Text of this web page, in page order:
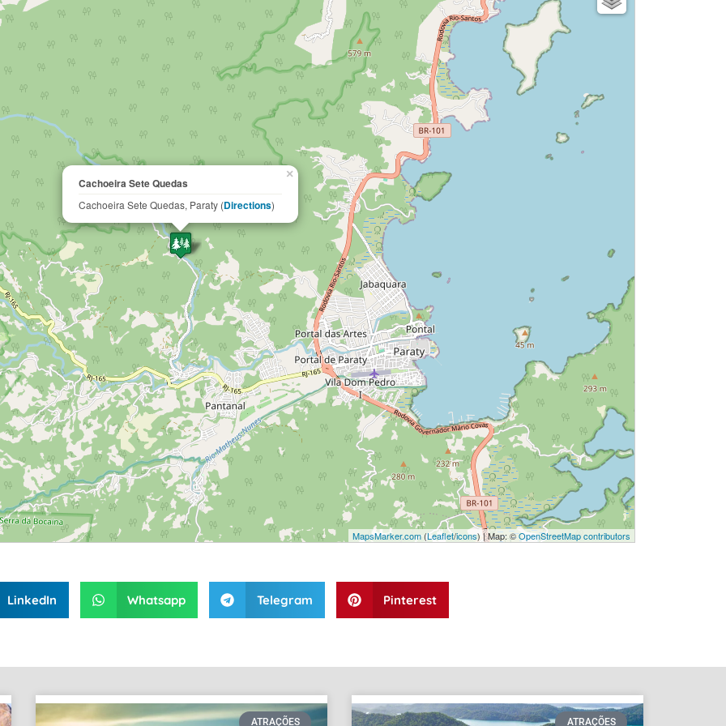
×
Cachoeira Sete Quedas
Cachoeira Sete Quedas, Paraty (Directions)
MapsMarker.com (Leaflet/icons) | Map: ©OpenStreetMap contributors
LinkedIn Whatsapp Telegram Pinterest
ATRAÇÕES ATRAÇÕES